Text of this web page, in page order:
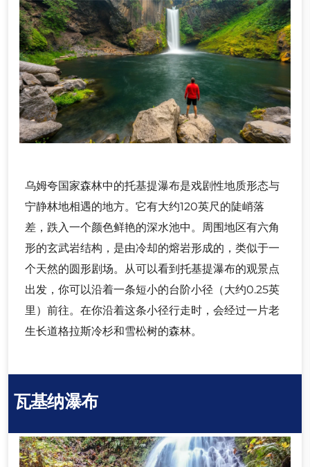
乌姆夸国家森林中的托基提瀑布是戏剧性地质形态与
宁静林地相遇的地方。它有大约120英尺的陡峭落
差，跌入一个颜色鲜艳的深水池中。周围地区有六角
形的玄武岩结构，是由冷却的熔岩形成的，类似于一
个天然的圆形剧场。从可以看到托基提瀑布的观景点
出发，你可以沿着一条短小的台阶小径（大约0.25英
里）前往。在你沿着这条小径行走时，会经过一片老
生长道格拉斯冷杉和雪松树的森林。
瓦基纳瀑布